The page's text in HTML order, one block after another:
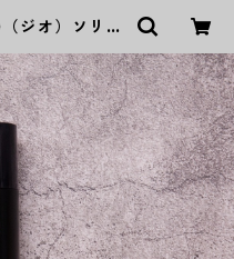
ジオ）ソリッ
ストア